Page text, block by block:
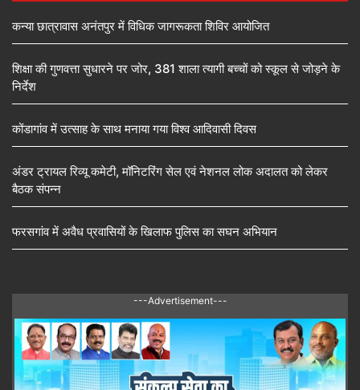
कन्या छात्रावास अनंतपुर में विधिक जागरूकता शिविर आयोजित
शिक्षा की गुणवत्ता सुधारने पर जोर, 381 शाला त्यागी बच्चों को स्कूल से जोड़ने के
निर्देश
कोंडागांव में उत्साह के साथ मनाया गया विश्व आदिवासी दिवस
अंडर ट्रायल रिव्यू कमेटी, मॉनिटरिंग सेल एवं नेशनल लोक अदालत को लेकर
बैठक संपन्न
फरसगांव में अवैध प्रवासियों के खिलाफ पुलिस का सघन अभियान
---Advertisement---